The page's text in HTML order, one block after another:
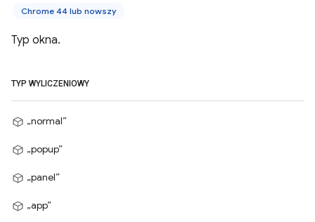
Chrome 44 lub nowszy
Typ okna.
TYP WYLICZENIOWY
„normal”
„popup”
„panel”
„app”